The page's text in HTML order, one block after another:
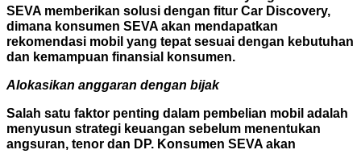
SEVA memberikan solusi dengan fitur Car Discovery,
dimana konsumen SEVA akan mendapatkan
rekomendasi mobil yang tepat sesuai dengan kebutuhan
dan kemampuan finansial konsumen.
Alokasikan anggaran dengan bijak
Salah satu faktor penting dalam pembelian mobil adalah
menyusun strategi keuangan sebelum menentukan
angsuran, tenor dan DP. Konsumen SEVA akan